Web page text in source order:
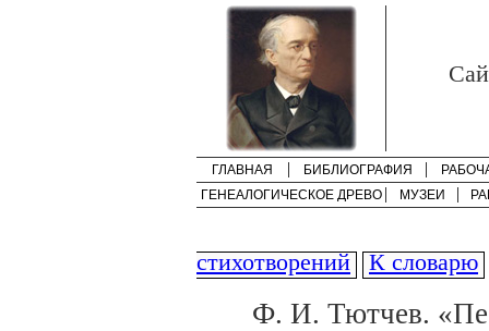
ГЛАВНАЯ БИБЛИОГРАФИЯ
ГЕНЕАЛОГИЧЕСКОЕ ДРЕВО
МУЗЕИ
стихотворений К словарю
Ф. И. Тютчев.